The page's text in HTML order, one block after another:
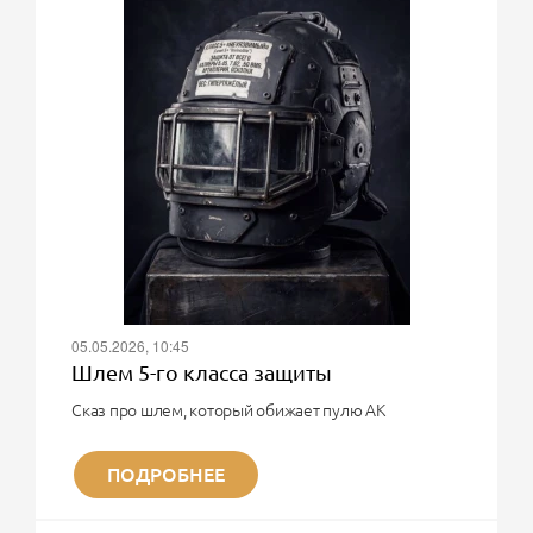
05.05.2026, 10:45
Шлем 5-го класса защиты
Сказ про шлем, который обижает пулю АК
О, великий воин! Твоя мечта - шлем 5-го класса
защиты?! Тот самый, который в рекламе на
Wildberries и Ozon выдерживает очередь из АК в
ПОДРОБНЕЕ